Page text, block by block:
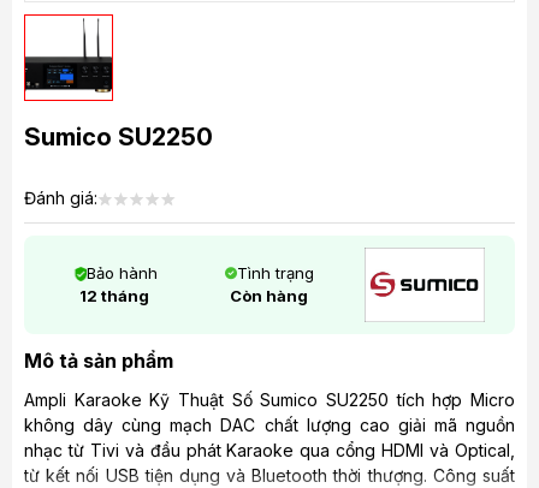
Sumico SU2250
Đánh giá:
Bảo hành
12 tháng
Tình trạng
Còn hàng
Mô tả sản phẩm
Ampli Karaoke Kỹ Thuật Số Sumico SU2250 tích hợp Micro
không dây cùng mạch DAC chất lượng cao giải mã nguồn
nhạc từ Tivi và đầu phát Karaoke qua cổng HDMI và Optical,
từ kết nối USB tiện dụng và Bluetooth thời thượng. Công suất